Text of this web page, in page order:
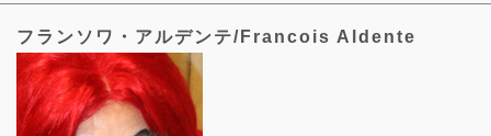
フランソワ・アルデンテ/Francois Aldente